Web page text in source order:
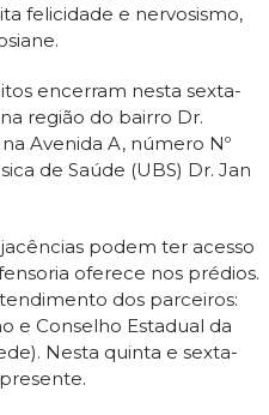
felicidade e nervosismo,
encerram nesta sexta-
região do bairro Dr.
Avenida A, número Nº
de Saúde (UBS) Dr. Jan
podem ter acesso
oferece nos prédios.
dos parceiros:
e Conselho Estadual da
Nesta quinta e sexta-